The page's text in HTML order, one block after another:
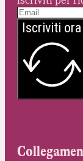
Iscriviti ora